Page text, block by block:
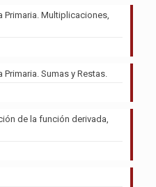
Primaria. Multiplicaciones,
Sumas y Restas.
de la función derivada,